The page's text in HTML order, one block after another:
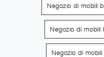
Negozio di mobili
Negozio di mobili
Negozio di